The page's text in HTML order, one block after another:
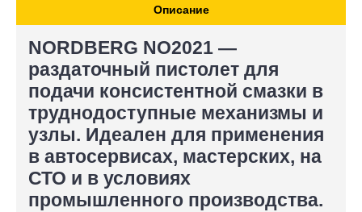
Описание
NORDBERG NO2021 —
раздаточный пистолет для
подачи консистентной смазки в
труднодоступные механизмы и
узлы. Идеален для применения
в автосервисах, мастерских, на
СТО и в условиях
промышленного производства.